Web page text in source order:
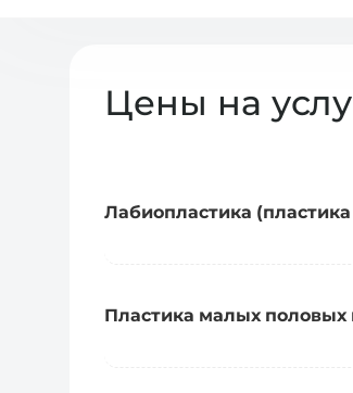
Цены на
Лабиопластика
Пластика малых половых